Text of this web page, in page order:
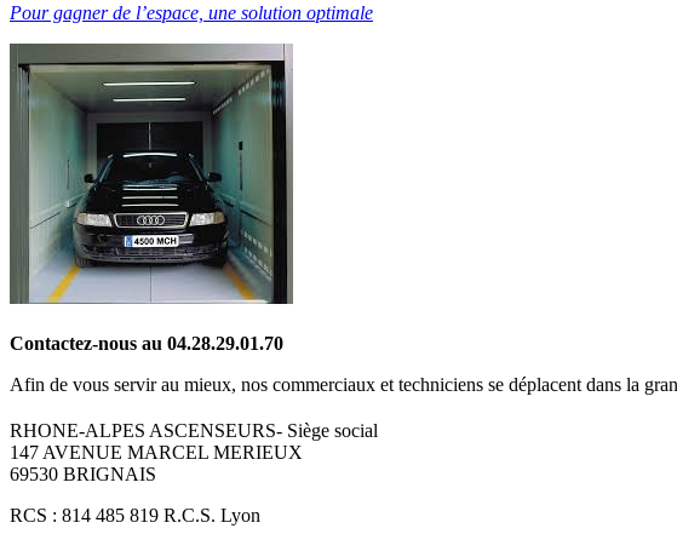
Pour gagner de l’espace, une solution optimale
Contactez-nous au 04.28.29.01.70
Afin de vous servir au mieux, nos commerciaux et techniciens se déplacent dans la
RHONE-ALPES ASCENSEURS- Siège social
147 AVENUE MARCEL MERIEUX
69530 BRIGNAIS
RCS : 814 485 819 R.C.S. Lyon